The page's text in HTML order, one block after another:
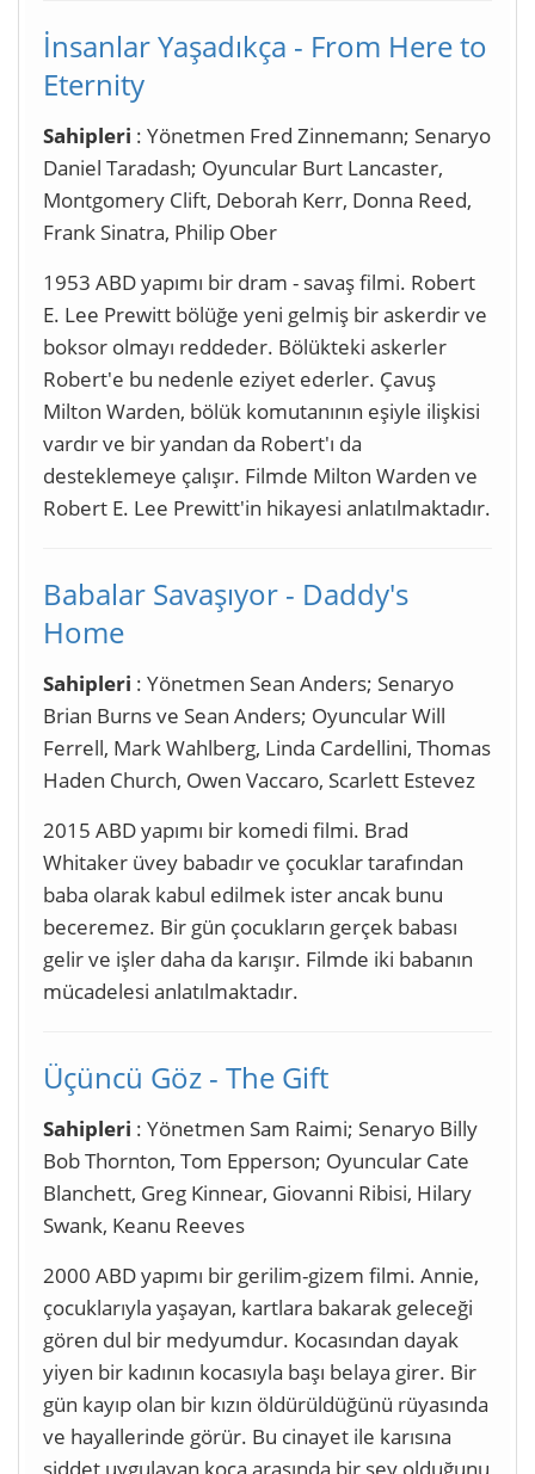
İnsanlar Yaşadıkça - From Here to
Eternity
Sahipleri : Yönetmen Fred Zinnemann; Senaryo
Daniel Taradash; Oyuncular Burt Lancaster,
Montgomery Clift, Deborah Kerr, Donna Reed,
Frank Sinatra, Philip Ober
1953 ABD yapımı bir dram - savaş filmi. Robert
E. Lee Prewitt bölüğe yeni gelmiş bir askerdir ve
boksor olmayı reddeder. Bölükteki askerler
Robert'e bu nedenle eziyet ederler. Çavuş
Milton Warden, bölük komutanının eşiyle ilişkisi
vardır ve bir yandan da Robert'ı da
desteklemeye çalışır. Filmde Milton Warden ve
Robert E. Lee Prewitt'in hikayesi anlatılmaktadır.
Babalar Savaşıyor - Daddy's
Home
Sahipleri : Yönetmen Sean Anders; Senaryo
Brian Burns ve Sean Anders; Oyuncular Will
Ferrell, Mark Wahlberg, Linda Cardellini, Thomas
Haden Church, Owen Vaccaro, Scarlett Estevez
2015 ABD yapımı bir komedi filmi. Brad
Whitaker üvey babadır ve çocuklar tarafından
baba olarak kabul edilmek ister ancak bunu
beceremez. Bir gün çocukların gerçek babası
gelir ve işler daha da karışır. Filmde iki babanın
mücadelesi anlatılmaktadır.
Üçüncü Göz - The Gift
Sahipleri : Yönetmen Sam Raimi; Senaryo Billy
Bob Thornton, Tom Epperson; Oyuncular Cate
Blanchett, Greg Kinnear, Giovanni Ribisi, Hilary
Swank, Keanu Reeves
2000 ABD yapımı bir gerilim-gizem filmi. Annie,
çocuklarıyla yaşayan, kartlara bakarak geleceği
gören dul bir medyumdur. Kocasından dayak
yiyen bir kadının kocasıyla başı belaya girer. Bir
gün kayıp olan bir kızın öldürüldüğünü rüyasında
ve hayallerinde görür. Bu cinayet ile karısına
şiddet uygulayan koca arasında bir şey olduğunu